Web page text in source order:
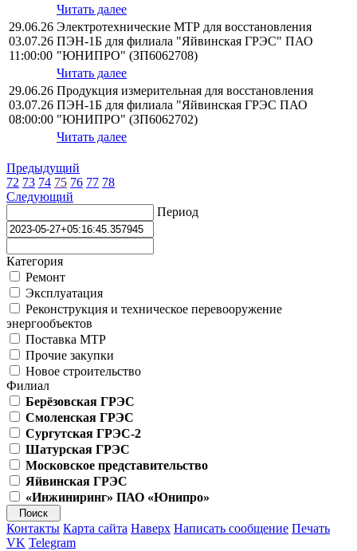
Читать далее
29.06.26
03.07.26
11:00:00
Электротехнические МТР для восстановления
ПЭН-1Б для филиала "Яйвинская ГРЭС" ПАО
"ЮНИПРО" (ЗП6062708)
Читать далее
29.06.26
03.07.26
08:00:00
Продукция измерительная для восстановления
ПЭН-1Б для филиала "Яйвинская ГРЭС ПАО
"ЮНИПРО" (ЗП6062702)
Читать далее
Предыдущий
72 73 74 75 76 77 78
Следующий
Период
Категория
Ремонт
Эксплуатация
Реконструкция и техническое перевооружение
энергообъектов
Поставка МТР
Прочие закупки
Новое строительство
Филиал
Берёзовская ГРЭС
Смоленская ГРЭС
Сургутская ГРЭС-2
Шатурская ГРЭС
Московское представительство
Яйвинская ГРЭС
«Инжиниринг» ПАО «Юнипро»
Контакты Карта сайта Наверх Написать сообщение Печать
VK Telegram